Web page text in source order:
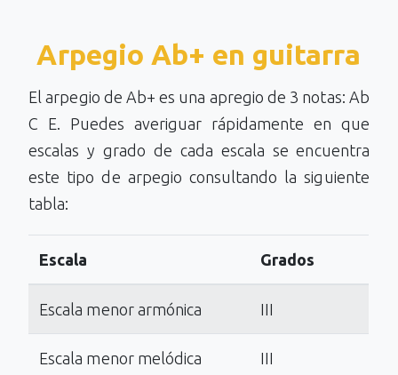
Arpegio Ab+ en guitarra
El arpegio de Ab+ es una apregio de 3 notas: Ab
C E. Puedes averiguar rápidamente en que
escalas y grado de cada escala se encuentra
este tipo de arpegio consultando la siguiente
tabla:
Escala Grados
Escala menor armónica III
Escala menor melódica III